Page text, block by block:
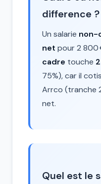
difference ?
Un salarie non-
net pour 2 800
cadre touche
75%), car il
Arrco (tranche
net.
Quel est le